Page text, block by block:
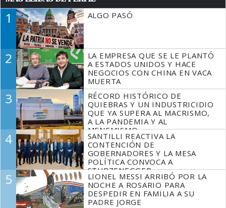
1 ALGO PASÓ
2
LA EMPRESA QUE SE LE PLANTÓ
A ESTADOS UNIDOS Y HACE
NEGOCIOS CON CHINA EN VACA
MUERTA
3
RÉCORD HISTÓRICO DE
QUIEBRAS Y UN INDUSTRICIDIO
QUE YA SUPERA AL MACRISMO,
A LA PANDEMIA Y AL
MENEMISMO
4
SANTILLI REACTIVA LA
CONTENCIÓN DE
GOBERNADORES Y LA MESA
POLÍTICA CONVOCA A
STURZENEGGER
5
LIONEL MESSI ARRIBÓ POR LA
NOCHE A ROSARIO PARA
DESPEDIR EN FAMILIA A SU
PADRE JORGE